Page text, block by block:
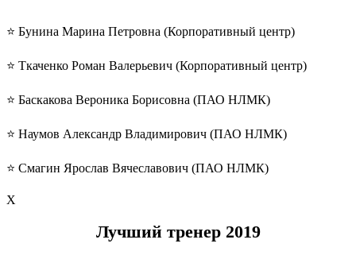
⭐️ Бунина Марина Петровна (Корпоративный центр)
⭐️ Ткаченко Роман Валерьевич (Корпоративный центр)
⭐️ Баскакова Вероника Борисовна (ПАО НЛМК)
⭐️ Наумов Александр Владимирович (ПАО НЛМК)
⭐️ Смагин Ярослав Вячеславович (ПАО НЛМК)
Х
Лучший тренер 2019